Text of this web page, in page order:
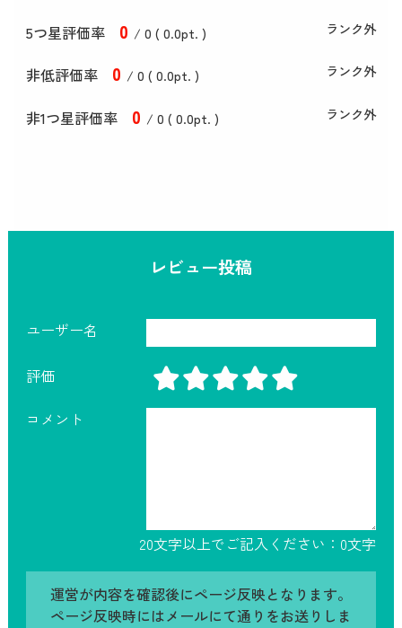
5つ星評価率 0 / 0 ( 0.0pt. ) ランク外
非低評価率 0 / 0 ( 0.0pt. ) ランク外
非1つ星評価率 0 / 0 ( 0.0pt. ) ランク外
レビュー投稿
ユーザー名
評価
コメント
20文字以上でご記入ください： 0文字
運営が内容を確認後にページ反映となります。
ページ反映時にはメールにて通りをお送りしま